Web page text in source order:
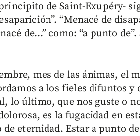
de Saint-Exupéry-
“Menacé de
de…” como: “a punto
mes de las ánimas, el
a los fieles difuntos y
lo último, que nos guste o
es la fugacidad en
de eternidad. Estar a punto